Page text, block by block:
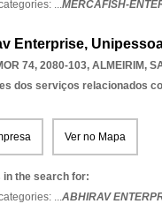
...MERCAFISH-
Enterprise,
74, 2080-103, ALMEIRIM,
dos serviços relacionados
Ver no Mapa
in the search for:
...ABHIRAV